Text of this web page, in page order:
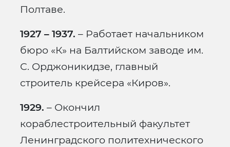
Полтаве.
1927 – 1937. – Работает начальником
бюро «К» на Балтийском заводе им.
С. Орджоникидзе, главный
строитель крейсера «Киров».
1929. – Окончил
кораблестроительный факультет
Ленинградского политехнического